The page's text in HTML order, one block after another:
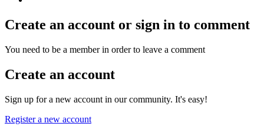
Create an account or sign in to comment
You need to be a member in order to leave a comment
Create an account
Sign up for a new account in our community. It's easy!
Register a new account